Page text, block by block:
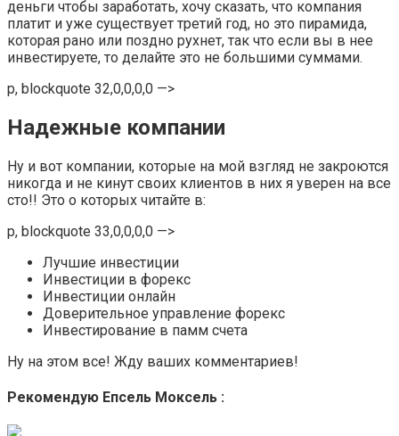
деньги чтобы заработать, хочу сказать, что компания
платит и уже существует третий год, но это пирамида,
которая рано или поздно рухнет, так что если вы в нее
инвестируете, то делайте это не большими суммами.
p, blockquote 32,0,0,0,0 —>
Надежные компании
Ну и вот компании, которые на мой взгляд не закроются
никогда и не кинут своих клиентов в них я уверен на все
сто!! Это о которых читайте в:
p, blockquote 33,0,0,0,0 —>
Лучшие инвестиции
Инвестиции в форекс
Инвестиции онлайн
Доверительное управление форекс
Инвестирование в памм счета
Ну на этом все! Жду ваших комментариев!
Рекомендую Епсель Моксель :